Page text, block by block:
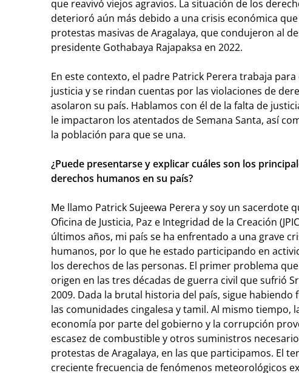
que reavivó viejos agravios. La situación de los
deterioró aún más debido a una crisis económica
protestas masivas de Aragalaya, que condujeron al
presidente Gothabaya Rajapaksa en 2022.
En este contexto, el padre Patrick Perera trabaja para
justicia y se rindan cuentas por las violaciones de
asolaron su país. Hablamos con él de la falta de
le impactaron los atentados de Semana Santa, así
la población para que se una.
¿Puede presentarse y explicar cuáles son los
derechos humanos en su país?
Me llamo Patrick Sujeewa Perera y soy un sacerdote
Oficina de Justicia, Paz e Integridad de la Creación
últimos años, mi país se ha enfrentado a una grave
humanos, por lo que he estado participando en
los derechos de las personas. El primer problema
origen en las tres décadas de guerra civil que sufrió
2009. Dada la brutal historia del país, sigue
las comunidades cingalesa y tamil. Al mismo tiempo,
economía por parte del gobierno y la corrupción
escasez de combustible y otros suministros
protestas de Aragalaya, en las que participamos. El
creciente frecuencia de fenómenos meteorológicos